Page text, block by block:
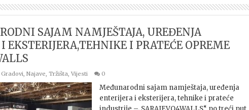
SAJAM NAMJEŠTAJA, UREĐENJA
EKSTERIJERA,TEHNIKE I PRATEĆE OPREME
Gradovi, Najave, Tržišta, Vijesti 0
Međunarodni sajam namještaja, uređenja
enterijera i eksterijera, tehnike i prateće